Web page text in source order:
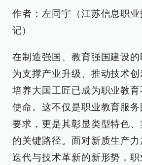
作者：左同宇（江苏信息职
记）
在制造强国、教育强国建设
为支撑产业升级、推动技术创
培养大国工匠已成为职业教
使命。这不仅是职业教育服
要求，更是其彰显类型特色
的关键路径。面对新质生产
迭代与技术革新的新形势，